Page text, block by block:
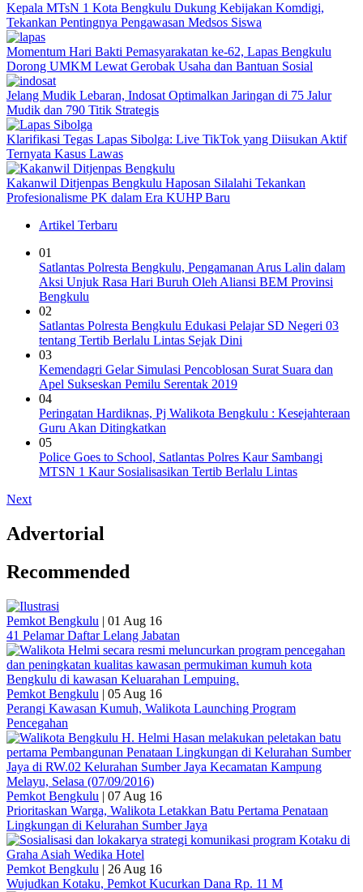
Kepala MTsN 1 Kota Bengkulu Dukung Kebijakan Komdigi,
Tekankan Pentingnya Pengawasan Medsos Siswa
Momentum Hari Bakti Pemasyarakatan ke-62, Lapas Bengkulu
Dorong UMKM Lewat Gerobak Usaha dan Bantuan Sosial
Jelang Mudik Lebaran, Indosat Optimalkan Jaringan di 75 Jalur
Mudik dan 790 Titik Strategis
Klarifikasi Tegas Lapas Sibolga: Live TikTok yang Diisukan Aktif
Ternyata Kasus Lawas
Kakanwil Ditjenpas Bengkulu Haposan Silalahi Tekankan
Profesionalisme PK dalam Era KUHP Baru
Artikel Terbaru
01
Satlantas Polresta Bengkulu, Pengamanan Arus Lalin dalam
Aksi Unjuk Rasa Hari Buruh Oleh Aliansi BEM Provinsi
Bengkulu
02
Satlantas Polresta Bengkulu Edukasi Pelajar SD Negeri 03
tentang Tertib Berlalu Lintas Sejak Dini
03
Kemendagri Gelar Simulasi Pencoblosan Surat Suara dan
Apel Sukseskan Pemilu Serentak 2019
04
Peringatan Hardiknas, Pj Walikota Bengkulu : Kesejahteraan
Guru Akan Ditingkatkan
05
Police Goes to School, Satlantas Polres Kaur Sambangi
MTSN 1 Kaur Sosialisasikan Tertib Berlalu Lintas
Next
Advertorial
Recommended
Pemkot Bengkulu | 01 Aug 16
41 Pelamar Daftar Lelang Jabatan
Pemkot Bengkulu | 05 Aug 16
Perangi Kawasan Kumuh, Walikota Launching Program
Pencegahan
Pemkot Bengkulu | 07 Aug 16
Prioritaskan Warga, Walikota Letakkan Batu Pertama Penataan
Lingkungan di Kelurahan Sumber Jaya
Pemkot Bengkulu | 26 Aug 16
Wujudkan Kotaku, Pemkot Kucurkan Dana Rp. 11 M